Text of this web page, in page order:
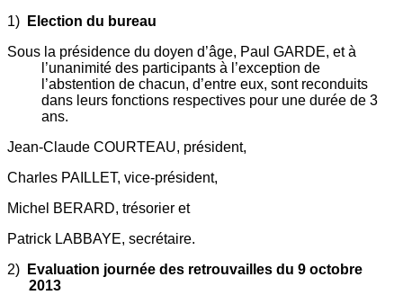
1)
Election du bureau
Sous la présidence du doyen d’âge, Paul GARDE, et à
l’unanimité des participants à l’exception de
l’abstention de chacun, d’entre eux, sont reconduits
dans leurs fonctions respectives pour une durée de 3
ans.
Jean-Claude COURTEAU, président,
Charles PAILLET, vice-président,
Michel BERARD, trésorier et
Patrick LABBAYE, secrétaire.
2)
Evaluation journée des retrouvailles du 9 octobre
2013